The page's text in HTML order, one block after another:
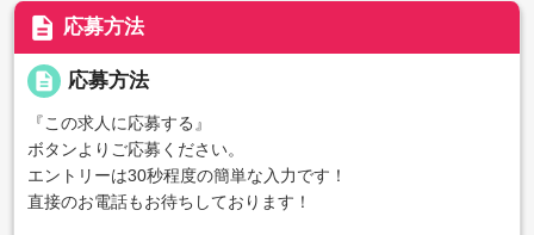
description 応募方法
description 応募方法
『この求人に応募する』
ボタンよりご応募ください。
エントリーは30秒程度の簡単な入力です！
直接のお電話もお待ちしております！